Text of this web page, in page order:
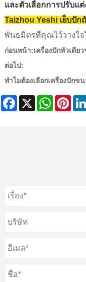
และตัวเลือกการปรับแต่
Taizhou Yeshi เย็บปัก
พันธมิตรที่คุณไว้วางใ
ก่อนหน้า:เครื่องปักหัวเดีย
ต่อไป:
ทำไมต้องเลือกเครื่องปักข
Facebook
X WhatsApp